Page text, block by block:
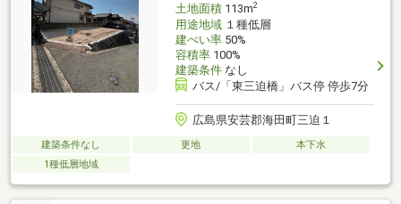
土地面積113m2
用途地域１種低層
建ぺい率50%
容積率100%
建築条件なし
バス/「東三迫橋」バス停 停歩7分
広島県安芸郡海田町三迫１
建築条件なし 更地
本下水
1種低層地域